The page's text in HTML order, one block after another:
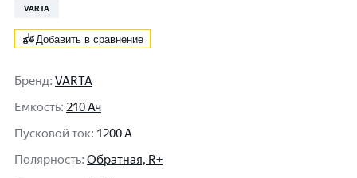
VARTA
Добавить в сравнение
Бренд: VARTA
Емкость: 210 Ач
Пусковой ток: 1200 A
Полярность: Обратная, R+